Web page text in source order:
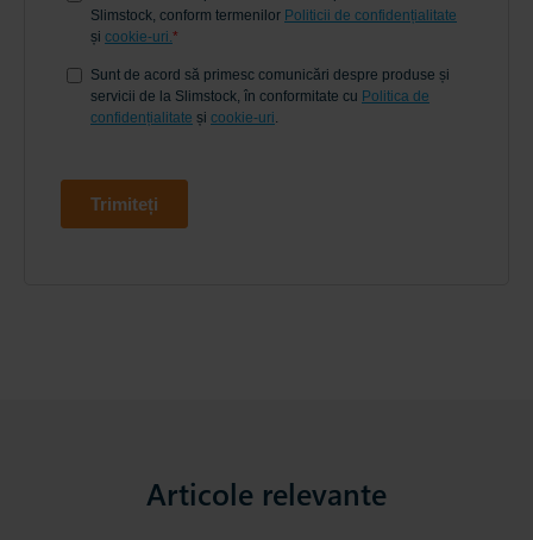
Articole relevante